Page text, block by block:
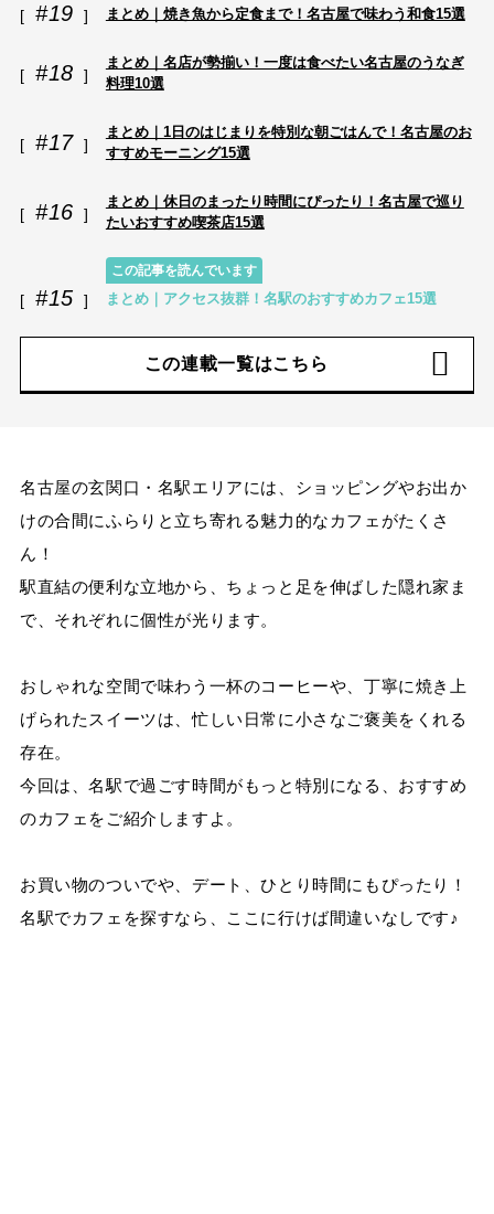
#19 まとめ｜焼き魚から定食まで！名古屋で味わう和食15選
#18
まとめ｜名店が勢揃い！一度は食べたい名古屋のうなぎ
料理10選
#17
まとめ｜1日のはじまりを特別な朝ごはんで！名古屋のお
すすめモーニング15選
#16
まとめ｜休日のまったり時間にぴったり！名古屋で巡り
たいおすすめ喫茶店15選
#15
この記事を読んでいます
まとめ｜アクセス抜群！名駅のおすすめカフェ15選
この連載一覧はこちら
名古屋の玄関口・名駅エリアには、ショッピングやお出か
けの合間にふらりと立ち寄れる魅力的なカフェがたくさ
ん！
駅直結の便利な立地から、ちょっと足を伸ばした隠れ家ま
で、それぞれに個性が光ります。
おしゃれな空間で味わう一杯のコーヒーや、丁寧に焼き上
げられたスイーツは、忙しい日常に小さなご褒美をくれる
存在。
今回は、名駅で過ごす時間がもっと特別になる、おすすめ
のカフェをご紹介しますよ。
お買い物のついでや、デート、ひとり時間にもぴったり！
名駅でカフェを探すなら、ここに行けば間違いなしです♪